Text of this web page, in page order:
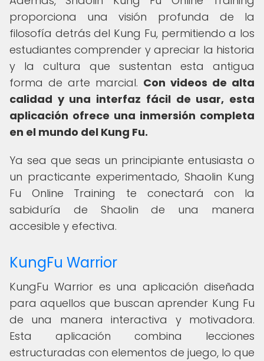
proporciona una visión profunda de la
filosofía detrás del Kung Fu, permitiendo a los
estudiantes comprender y apreciar la historia
y la cultura que sustentan esta antigua
forma de arte marcial. Con videos de alta
calidad y una interfaz fácil de usar, esta
aplicación ofrece una inmersión completa
en el mundo del Kung Fu.
Ya sea que seas un principiante entusiasta o
un practicante experimentado, Shaolin Kung
Fu Online Training te conectará con la
sabiduría de Shaolin de una manera
accesible y efectiva.
KungFu Warrior
KungFu Warrior es una aplicación diseñada
para aquellos que buscan aprender Kung Fu
de una manera interactiva y motivadora.
Esta aplicación combina lecciones
estructuradas con elementos de juego, lo que